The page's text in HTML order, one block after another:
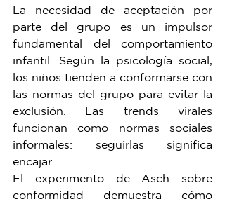
La necesidad de aceptación por
parte del grupo es un impulsor
fundamental del comportamiento
infantil. Según la psicología social,
los niños tienden a conformarse con
las normas del grupo para evitar la
exclusión. Las trends virales
funcionan como normas sociales
informales: seguirlas significa
encajar.
El experimento de Asch sobre
conformidad demuestra cómo